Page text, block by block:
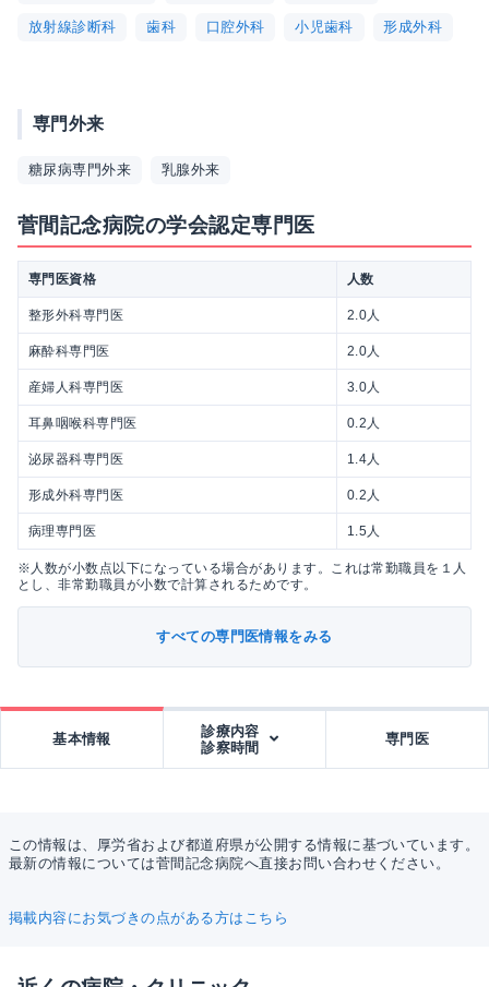
放射線診断科 歯科 口腔外科 小児歯科 形成外科
専門外来
糖尿病専門外来 乳腺外来
菅間記念病院の学会認定専門医
専門医資格 人数
整形外科専門医 2.0人
麻酔科専門医 2.0人
産婦人科専門医 3.0人
耳鼻咽喉科専門医 0.2人
泌尿器科専門医 1.4人
形成外科専門医 0.2人
病理専門医 1.5人
※人数が小数点以下になっている場合があります。これは常勤職員を１人
とし、非常勤職員が小数で計算されるためです。
すべての専門医情報をみる
基本情報
診療内容
診察時間
専門医
この情報は、厚労省および都道府県が公開する情報に基づいています。
最新の情報については菅間記念病院へ直接お問い合わせください。
掲載内容にお気づきの点がある方はこちら